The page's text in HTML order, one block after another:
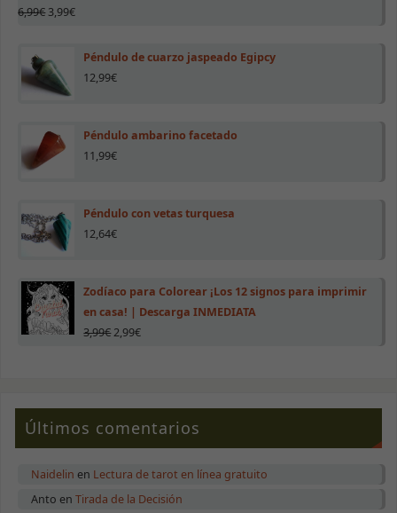
6,99€ 3,99€
Péndulo de cuarzo jaspeado Egipcy
12,99€
Péndulo ambarino facetado
11,99€
Péndulo con vetas turquesa
12,64€
Zodíaco para Colorear ¡Los 12 signos para imprimir
en casa! | Descarga INMEDIATA
3,99€2,99€
Últimos comentarios
Naidelin en Lectura de tarot en línea gratuito
Anto enTirada de la Decisión
Para que
visita. Si
desaparecerán
Marketing
Al compartir tus
intereses y